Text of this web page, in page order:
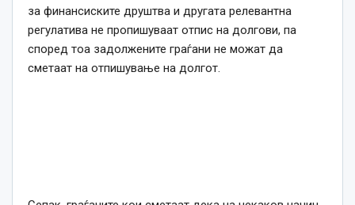
за финансиските друштва и другата релевантна
регулатива не пропишуваат отпис на долгови, па
според тоа задолжените граѓани не можат да
сметаат на отпишување на долгот.